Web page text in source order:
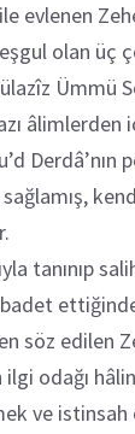
evlenen
olan üç
Ümmü
âlimlerden
Derdâ’nın
sağlamış,
tanınıp
söz edilen
odağı
ve